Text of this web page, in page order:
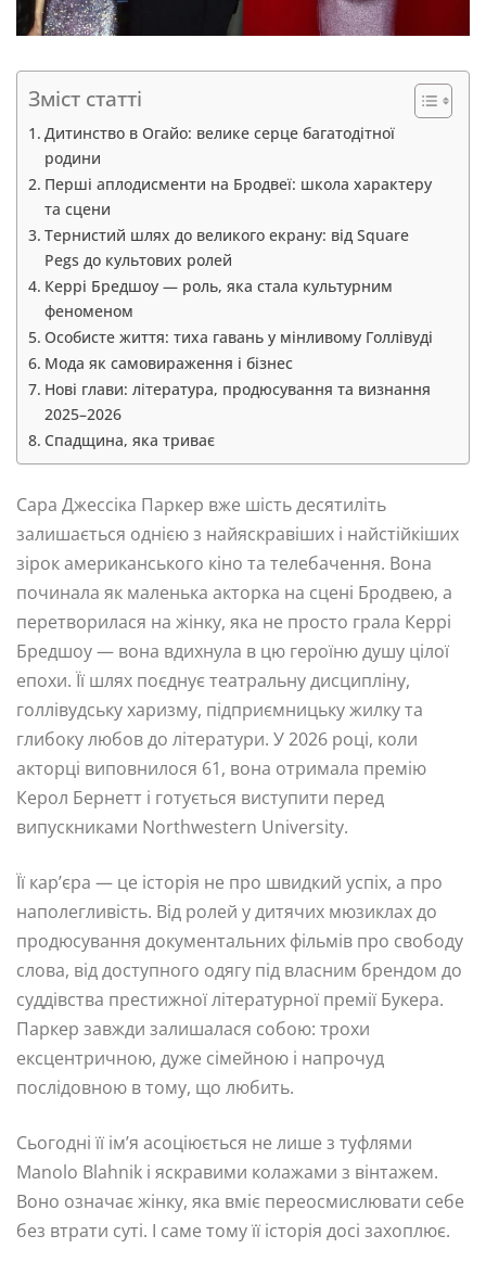
Зміст статті
Дитинство в Огайо: велике серце багатодітної
родини
Перші аплодисменти на Бродвеї: школа характеру
та сцени
Тернистий шлях до великого екрану: від Square
Pegs до культових ролей
Керрі Бредшоу — роль, яка стала культурним
феноменом
Особисте життя: тиха гавань у мінливому Голлівуді
Мода як самовираження і бізнес
Нові глави: література, продюсування та визнання
2025–2026
Спадщина, яка триває
Сара Джессіка Паркер вже шість десятиліть
залишається однією з найяскравіших і найстійкіших
зірок американського кіно та телебачення. Вона
починала як маленька акторка на сцені Бродвею, а
перетворилася на жінку, яка не просто грала Керрі
Бредшоу — вона вдихнула в цю героїню душу цілої
епохи. Її шлях поєднує театральну дисципліну,
голлівудську харизму, підприємницьку жилку та
глибоку любов до літератури. У 2026 році, коли
акторці виповнилося 61, вона отримала премію
Керол Бернетт і готується виступити перед
випускниками Northwestern University.
Її кар’єра — це історія не про швидкий успіх, а про
наполегливість. Від ролей у дитячих мюзиклах до
продюсування документальних фільмів про свободу
слова, від доступного одягу під власним брендом до
суддівства престижної літературної премії Букера.
Паркер завжди залишалася собою: трохи
ексцентричною, дуже сімейною і напрочуд
послідовною в тому, що любить.
Сьогодні її ім’я асоціюється не лише з туфлями
Manolo Blahnik і яскравими колажами з вінтажем.
Воно означає жінку, яка вміє переосмислювати себе
без втрати суті. І саме тому її історія досі захоплює.